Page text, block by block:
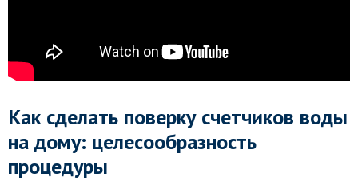
Как сделать поверку счетчиков воды
на дому: целесообразность
процедуры